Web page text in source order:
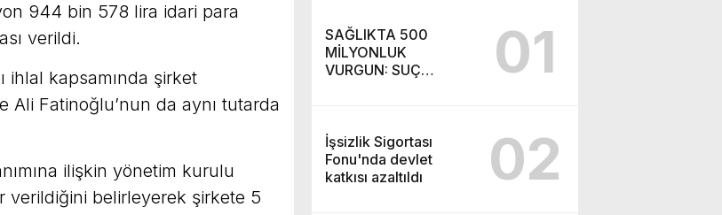
SAĞLIKTA 500
MİLYONLUK
VURGUN: SUÇ
01
İşsizlik Sigortası
Fonu'nda devlet
katkısı azaltıldı
02
944 bin 578 lira idari para
verildi.
ihlal kapsamında şirket
Fatinoğlu’nun da aynı tutarda
ilişkin yönetim kurulu
verildiğini belirleyerek şirkete 5